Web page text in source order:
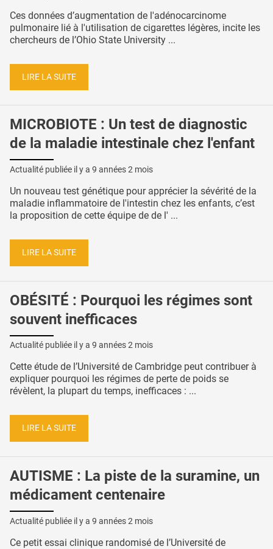
Ces données d’augmentation de l'adénocarcinome
pulmonaire lié à l'utilisation de cigarettes légères, incite les
chercheurs de l’Ohio State University ...
LIRE LA SUITE
MICROBIOTE : Un test de diagnostic
de la maladie intestinale chez l'enfant
Actualité publiée il y a 9 années 2 mois
Un nouveau test génétique pour apprécier la sévérité de la
maladie inflammatoire de l'intestin chez les enfants, c’est
la proposition de cette équipe de de l' ...
LIRE LA SUITE
OBÉSITÉ : Pourquoi les régimes sont
souvent inefficaces
Actualité publiée il y a 9 années 2 mois
Cette étude de l’Université de Cambridge peut contribuer à
expliquer pourquoi les régimes de perte de poids se
révèlent, la plupart du temps, inefficaces : ...
LIRE LA SUITE
AUTISME : La piste de la suramine, un
médicament centenaire
Actualité publiée il y a 9 années 2 mois
Ce petit essai clinique randomisé de l’Université de